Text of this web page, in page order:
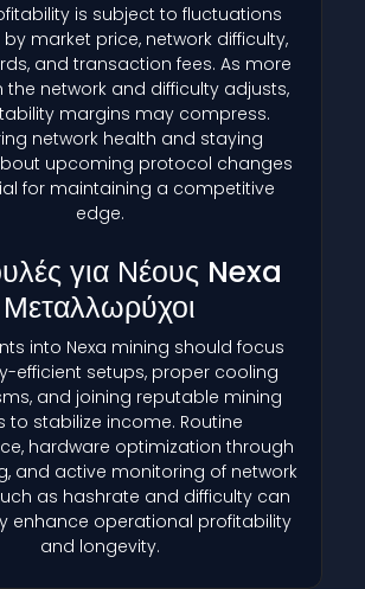
is subject to fluctuations
market price, network difficulty,
and transaction fees. As more
the network and difficulty adjusts,
margins may compress.
network health and staying
upcoming protocol changes
for maintaining a competitive
edge.
για Νέους Nexa
Μεταλλωρύχοι
into Nexa mining should focus
efficient setups, proper cooling
and joining reputable mining
to stabilize income. Routine
hardware optimization through
and active monitoring of network
as hashrate and difficulty can
enhance operational profitability
and longevity.